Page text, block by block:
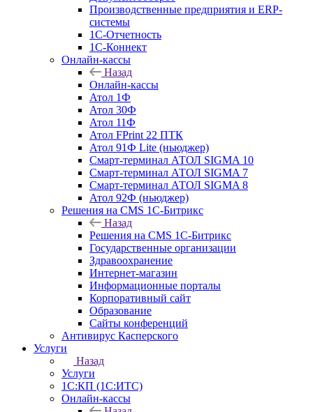
Производственные предприятия и ERP-
системы
1С-Отчетность
1С-Коннект
Онлайн-кассы
Назад
Онлайн-кассы
Атол 1Ф
Атол 30Ф
Атол 11Ф
Атол FPrint 22 ПТК
Атол 91Ф Lite (ньюджер)
Смарт-терминал АТОЛ SIGMA 10
Смарт-терминал АТОЛ SIGMA 7
Смарт-терминал АТОЛ SIGMA 8
Атол 92Ф (ньюджер)
Решения на CMS 1С-Битрикс
Назад
Решения на CMS 1С-Битрикс
Государственные организации
Здравоохранение
Интернет-магазин
Информационные порталы
Корпоративный сайт
Образование
Сайты конференций
Антивирус Касперского
Услуги
Назад
Услуги
1С:КП (1С:ИТС)
Онлайн-кассы